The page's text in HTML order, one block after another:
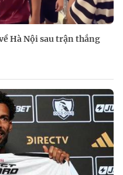
Hà Nội sau trận thắng